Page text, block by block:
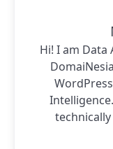
Hi! I am Data